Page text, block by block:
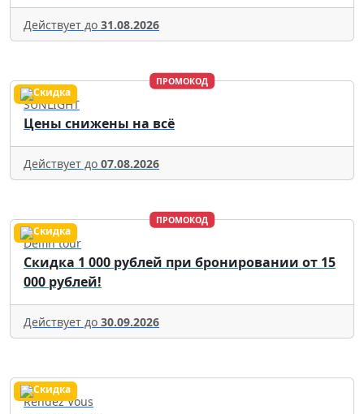
Действует до 31.08.2026
ПРОМОКОД
SUNLIGHT
Цены снижены на всё
Действует до 07.08.2026
ПРОМОКОД
Delfin tour
Скидка 1 000 рублей при бронировании от 15
000 рублей!
Действует до 30.09.2026
Rendez Vous